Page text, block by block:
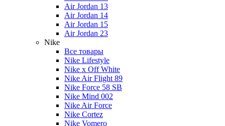
Air Jordan 13
Air Jordan 14
Air Jordan 15
Air Jordan 23
Nike
Все товары
Nike Lifestyle
Nike x Off White
Nike Air Flight 89
Nike Force 58 SB
Nike Mind 002
Nike Air Force
Nike Cortez
Nike Vomero